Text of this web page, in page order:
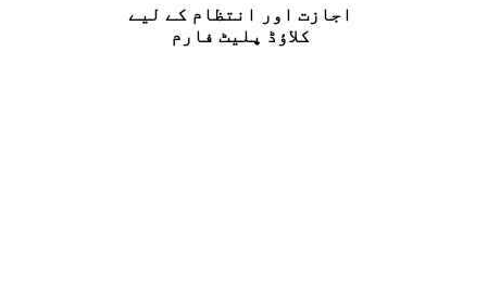
اجازت اور انتظام کے لیے
کلاؤڈ پلیٹ فارم